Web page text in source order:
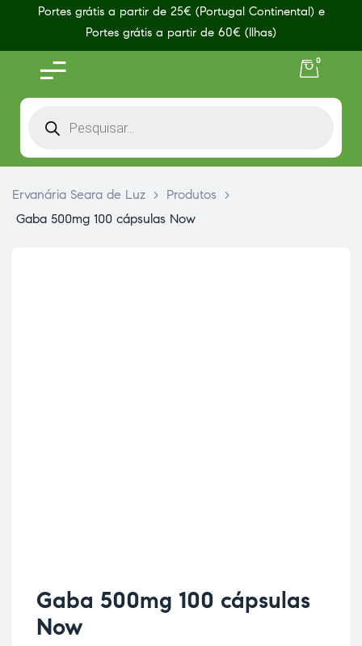
Portes grátis a partir de 25€ (Portugal Continental) e
Portes grátis a partir de 60€ (Ilhas)
0
Ervanária Seara de Luz > Produtos
>
Gaba 500mg 100 cápsulas Now
Gaba 500mg 100 cápsulas
Now